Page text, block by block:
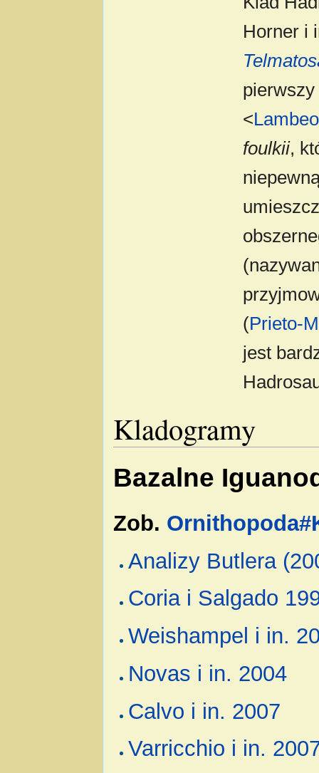
Horner i
<
foulkii,
(Prieto-
jest
Kladogramy
Bazalne
Zob.
Analizy Butlera
Coria i Salgado
Weishampel i in.
Novas i in. 2004
Calvo i in. 2007
Varricchio i in.